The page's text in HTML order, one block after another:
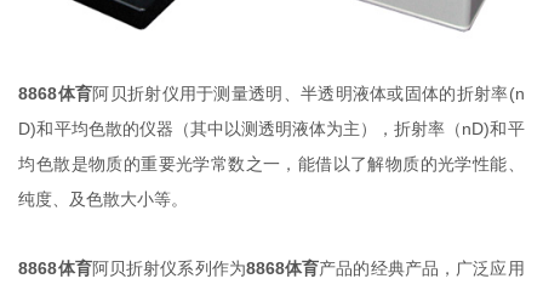
8868体育阿贝折射仪用于测量透明、半透明液体或固体的折射率(n
D)和平均色散的仪器（其中以测透明液体为主），折射率（nD)和平
均色散是物质的重要光学常数之一，能借以了解物质的光学性能、
纯度、及色散大小等。
8868体育阿贝折射仪系列作为8868体育产品的经典产品，广泛应用